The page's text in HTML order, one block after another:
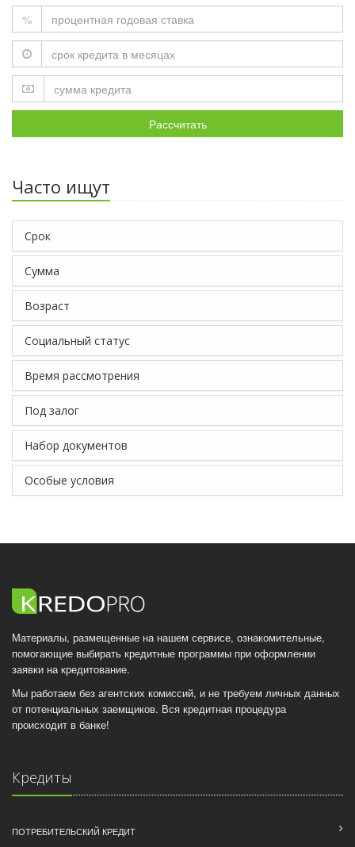
%
Рассчитать
Часто ищут
Срок
Сумма
Возраст
Социальный статус
Время рассмотрения
Под залог
Набор документов
Особые условия
Материалы, размещенные на нашем сервисе, ознакомительные,
помогающие выбирать кредитные программы при оформлении
заявки на кредитование.
Мы работаем без агентских комиссий, и не требуем личных данных
от потенциальных заемщиков. Вся кредитная процедура
происходит в банке!
Кредиты
ПОТРЕБИТЕЛЬСКИЙ КРЕДИТ